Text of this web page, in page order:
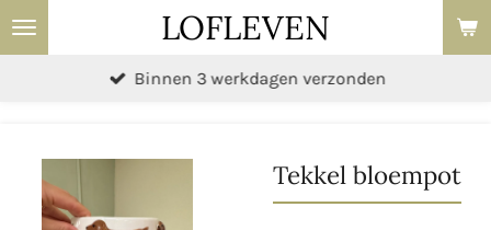
Ga
direct
LOFLEVEN
Binnen 3 werkdagen verzonden
Tekkel bloempot